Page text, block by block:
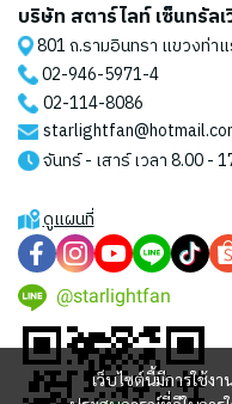
เว็บไซต์นี้มีการใช้ง
บริษัท สตาร์ไลท์ เซ็นทรัล
801 ถ.รามอินทรา แขวงท่า
02-946-5971-4
02-114-8086
จันทร์ - เสาร์ เวลา 8.00 -
ดูแผนที่
@starlightfan